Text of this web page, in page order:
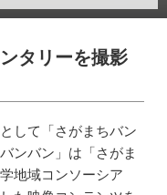
タリーを撮影
して「さがまちバン
ンバン」は「さがま
地域コンソーシア